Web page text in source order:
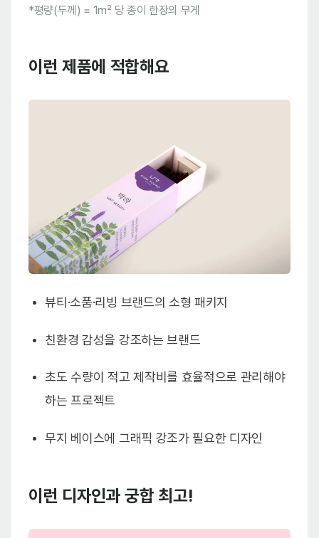
*평량(두께) = 1m² 당 종이 한장의 무게
이런 제품에 적합해요
뷰티·소품·리빙 브랜드의 소형 패키지
친환경 감성을 강조하는 브랜드
초도 수량이 적고 제작비를 효율적으로 관리해야
하는 프로젝트
무지 베이스에 그래픽 강조가 필요한 디자인
이런 디자인과 궁합 최고!